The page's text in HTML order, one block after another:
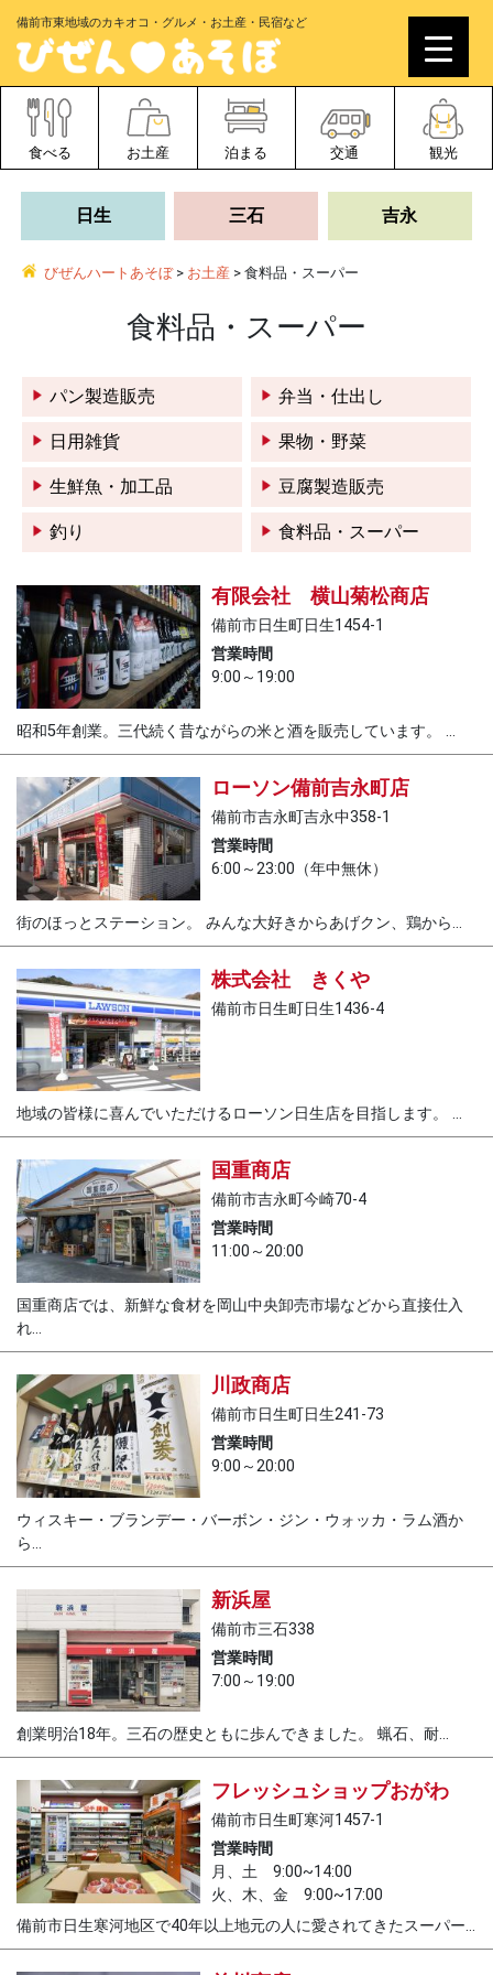
備前市東地域のカキオコ・グルメ・お土産・民宿など
食べる お土産 泊まる 交通 観光
日生 三石 吉永
びぜんハートあそぼ> お土産 > 食料品・スーパー
食料品・スーパー
パン製造販売 弁当・仕出し
日用雑貨 果物・野菜
生鮮魚・加工品 豆腐製造販売
釣り 食料品・スーパー
有限会社 横山菊松商店
備前市日生町日生1454-1
営業時間
9:00～19:00
昭和5年創業。三代続く昔ながらの米と酒を販売しています。 ...
ローソン備前吉永町店
備前市吉永町吉永中358-1
営業時間
6:00～23:00（年中無休）
街のほっとステーション。 みんな大好きからあげクン、鶏から...
株式会社 きくや
備前市日生町日生1436-4
地域の皆様に喜んでいただけるローソン日生店を目指します。 ...
国重商店
備前市吉永町今崎70-4
営業時間
11:00～20:00
国重商店では、新鮮な食材を岡山中央卸売市場などから直接仕入
れ...
川政商店
備前市日生町日生241-73
営業時間
9:00～20:00
ウィスキー・ブランデー・バーボン・ジン・ウォッカ・ラム酒か
ら...
新浜屋
備前市三石338
営業時間
7:00～19:00
創業明治18年。三石の歴史ともに歩んできました。 蝋石、耐...
フレッシュショップおがわ
備前市日生町寒河1457-1
営業時間
月、土 9:00~14:00
火、木、金 9:00~17:00
備前市日生寒河地区で40年以上地元の人に愛されてきたスーパー...